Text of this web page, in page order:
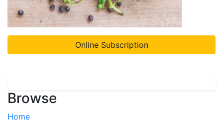
Online Subscription
Browse
Home